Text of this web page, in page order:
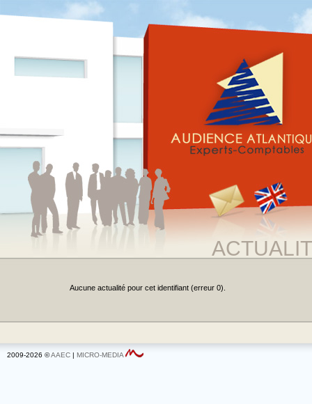
Aucune actualité pour cet identifiant (erreur 0).
2009-2026 ©AAEC | MICRO-MEDIA